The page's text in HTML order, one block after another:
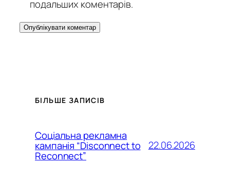
подальших коментарів.
БІЛЬШЕ ЗАПИСІВ
Соціальна рекламна
кампанія “Disconnect to
Reconnect”
22.06.2026